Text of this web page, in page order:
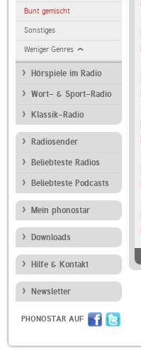
Bunt gemischt
Sonstiges
Weniger Genres
Hörspiele im Radio
Wort- & Sport-Radio
Klassik-Radio
Radiosender
Beliebteste Radios
Beliebteste Podcasts
Mein phonostar
Downloads
Hilfe & Kontakt
Newsletter
PHONOSTAR AUF